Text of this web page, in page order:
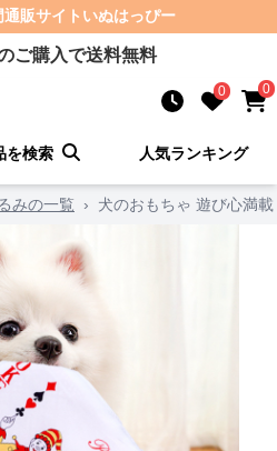
通販サイト いぬはっぴー
ご購入で送料無料
0 0
を検索 人気ランキング
みの一覧 › 犬のおもちゃ 遊び心満